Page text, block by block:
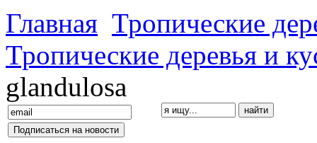
Главная Тропические
Тропические деревья и
glandulosa